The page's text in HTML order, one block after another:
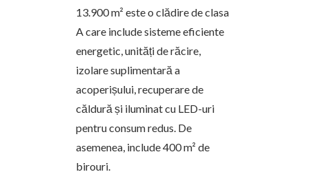
13.900 m² este o clădire de clasa
A care include sisteme eficiente
energetic, unități de răcire,
izolare suplimentară a
acoperișului, recuperare de
căldură și iluminat cu LED-uri
pentru consum redus. De
asemenea, include 400 m² de
birouri.